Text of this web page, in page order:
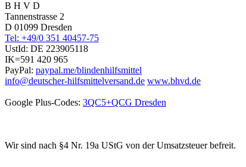
B H V D
Tannenstrasse 2
D 01099 Dresden
Tel: +49/0 351 40457-75
UstId: DE 223905118
IK=591 420 965
PayPal: paypal.me/blindenhilfsmittel
info@deutscher-hilfsmittelversand.de www.bhvd.de
Google Plus-Codes: 3QC5+QCG Dresden
Wir sind nach §4 Nr. 19a UStG von der Umsatzsteuer befreit.